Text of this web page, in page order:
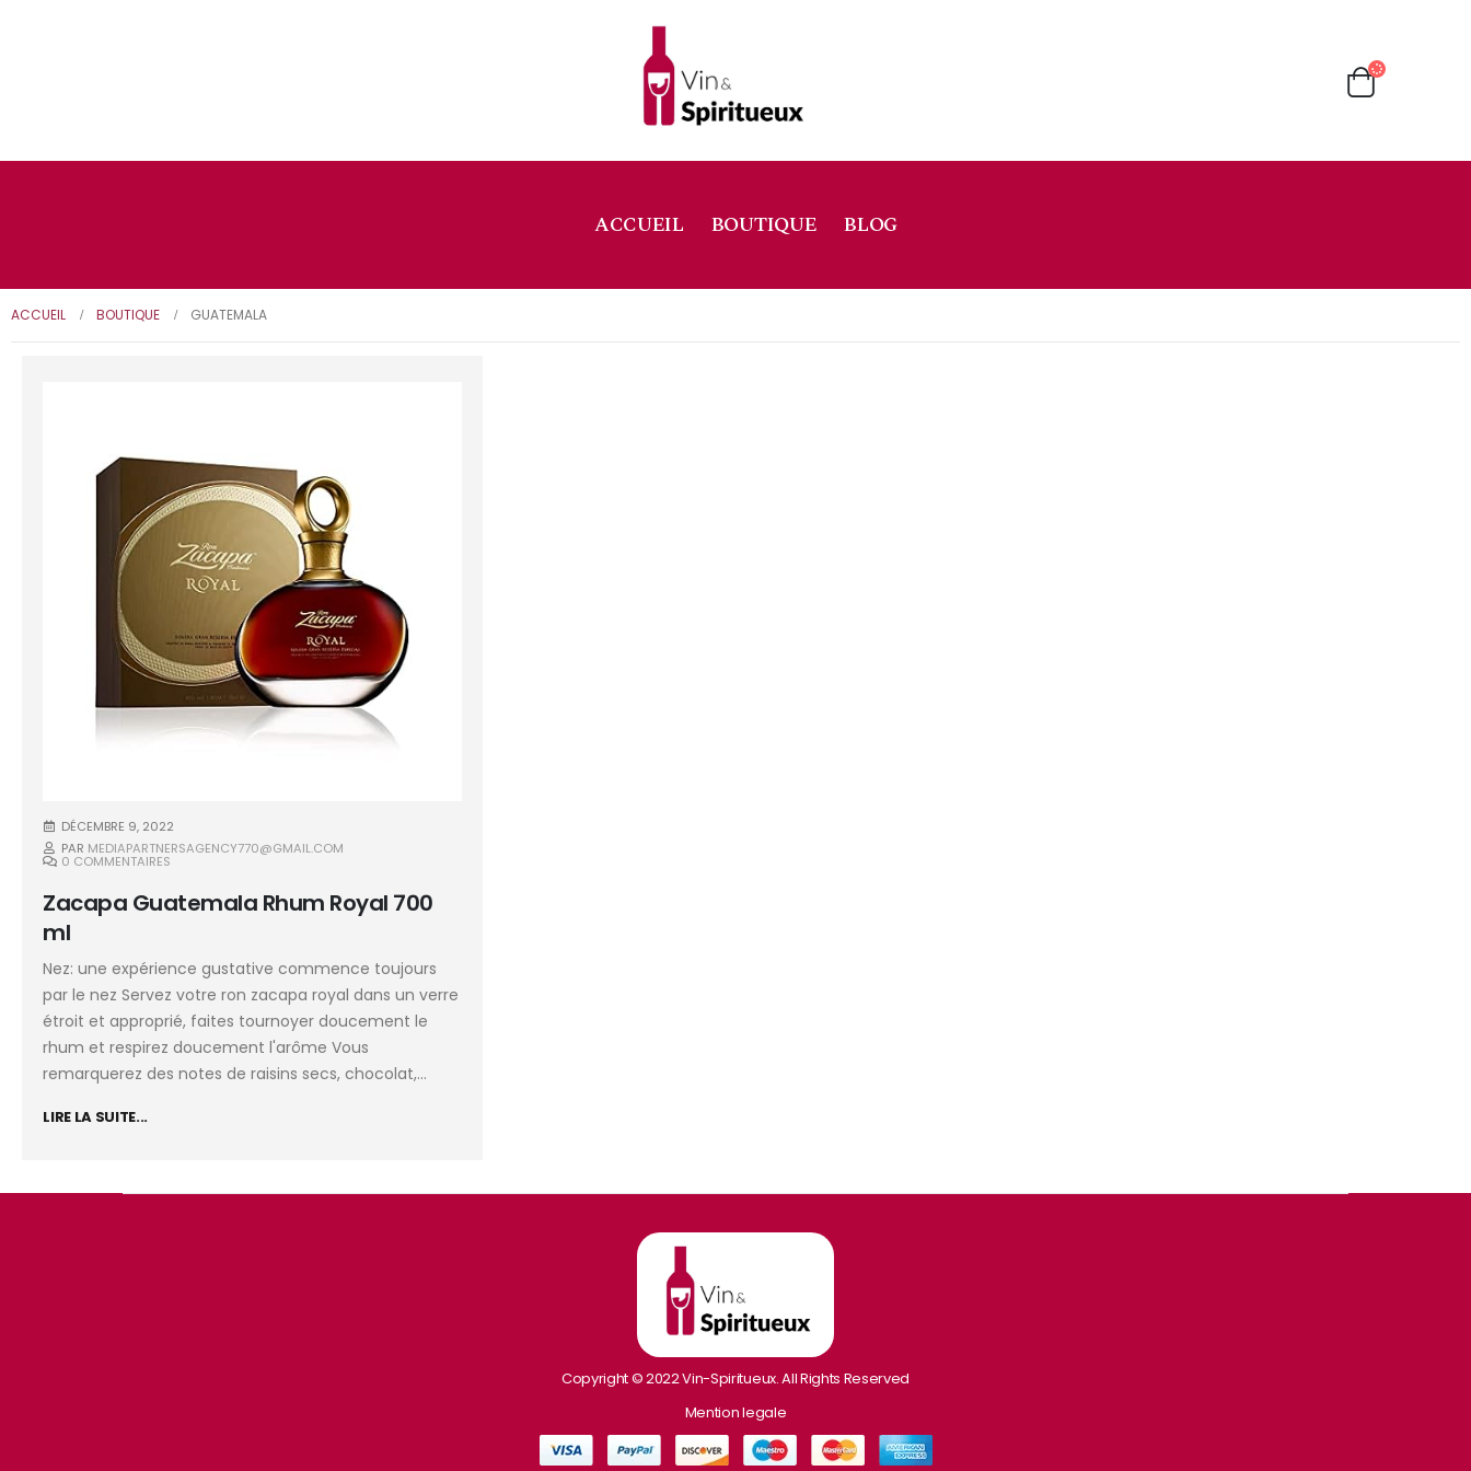
ACCUEIL BOUTIQUE BLOG
ACCUEIL BOUTIQUE ‎GUATEMALA
DÉCEMBRE 9, 2022
PAR MEDIAPARTNERSAGENCY770@GMAIL.COM
0 COMMENTAIRES
Zacapa Guatemala Rhum Royal 700
ml
Nez: une expérience gustative commence toujours
par le nez Servez votre ron zacapa royal dans un verre
étroit et approprié, faites tournoyer doucement le
rhum et respirez doucement l'arôme Vous
remarquerez des notes de raisins secs, chocolat,...
LIRE LA SUITE...
Copyright © 2022 Vin-Spiritueux. All Rights Reserved
Mention legale